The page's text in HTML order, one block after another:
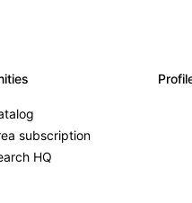
subscription
HQ